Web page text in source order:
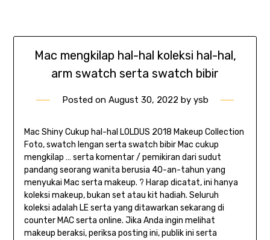
Mac mengkilap hal-hal koleksi hal-hal,
arm swatch serta swatch bibir
Posted on August 30, 2022 by ysb
Mac Shiny Cukup hal-hal LOLDUS 2018 Makeup Collection
Foto, swatch lengan serta swatch bibir Mac cukup
mengkilap … serta komentar / pemikiran dari sudut
pandang seorang wanita berusia 40-an-tahun yang
menyukai Mac serta makeup. ? Harap dicatat, ini hanya
koleksi makeup, bukan set atau kit hadiah. Seluruh
koleksi adalah LE serta yang ditawarkan sekarang di
counter MAC serta online. Jika Anda ingin melihat
makeup beraksi, periksa posting ini, publik ini serta